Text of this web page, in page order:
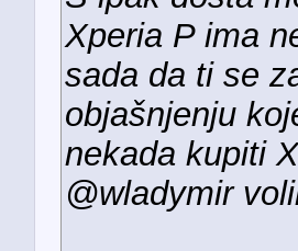
Xperia P ima
sada da ti se
objašnjenju
nekada kupiti
@wladymir